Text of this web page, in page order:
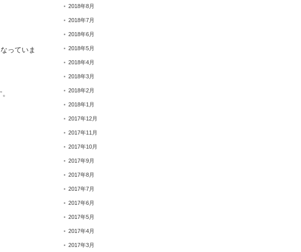
っていま
2018年8月
2018年7月
2018年6月
2018年5月
2018年4月
2018年3月
2018年2月
2018年1月
2017年12月
2017年11月
2017年10月
2017年9月
2017年8月
2017年7月
2017年6月
2017年5月
2017年4月
2017年3月